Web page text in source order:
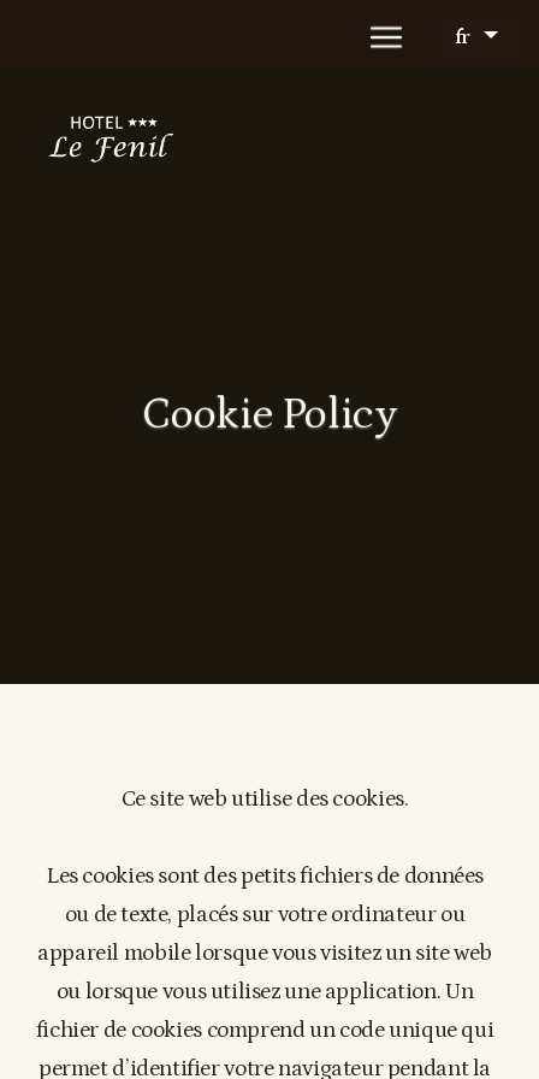
fr
Cookie Policy
Ce site web utilise des cookies.
Les cookies sont des petits fichiers de données
ou de texte, placés sur votre ordinateur ou
appareil mobile lorsque vous visitez un site web
ou lorsque vous utilisez une application. Un
fichier de cookies comprend un code unique qui
permet d’identifier votre navigateur pendant la